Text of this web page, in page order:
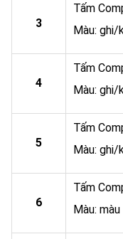
3
Tấm
Màu:
4
Tấm
Màu:
5
Tấm
Màu:
6
Tấm
Màu: